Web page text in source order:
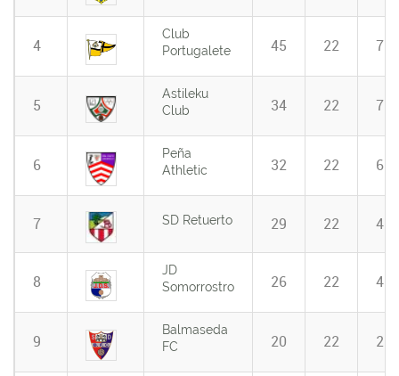
4
Club
Portugalete
45 22 7
5
Astileku
Club
34 22 7
6
Peña
Athletic
32 22 6
7 SD Retuerto 29 22 4
8
JD
Somorrostro
26 22 4
9
Balmaseda
FC
20 22 2